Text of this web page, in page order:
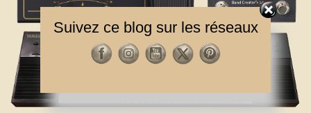
Suivez ce blog sur les réseaux